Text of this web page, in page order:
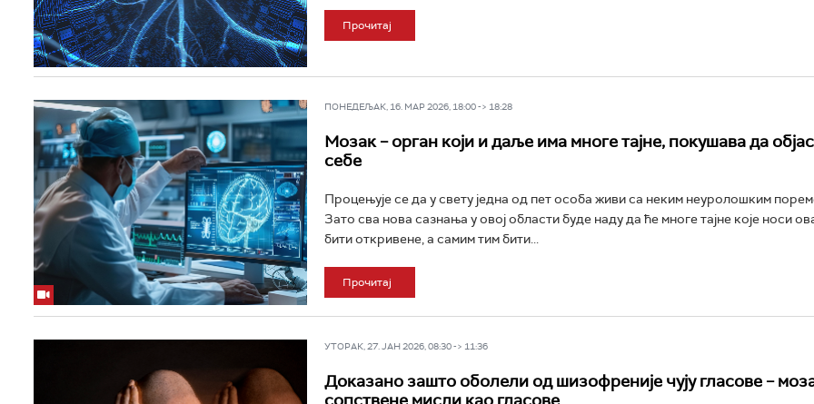
Прочитај
ПОНЕДЕЉАК, 16. МАР 2026, 18:00 -> 18:28
Мозак – орган који и даље има многе тајне, покушава да
себе
Процењује се да у свету једна од пет особа живи са неким неуролошким
Зато сва нова сазнања у овој области буде наду да ће многе тајне које носи
бити откривене, а самим тим бити...
Прочитај
УТОРАК, 27. ЈАН 2026, 08:30 -> 11:36
Доказано зашто оболели од шизофреније чују гласове –